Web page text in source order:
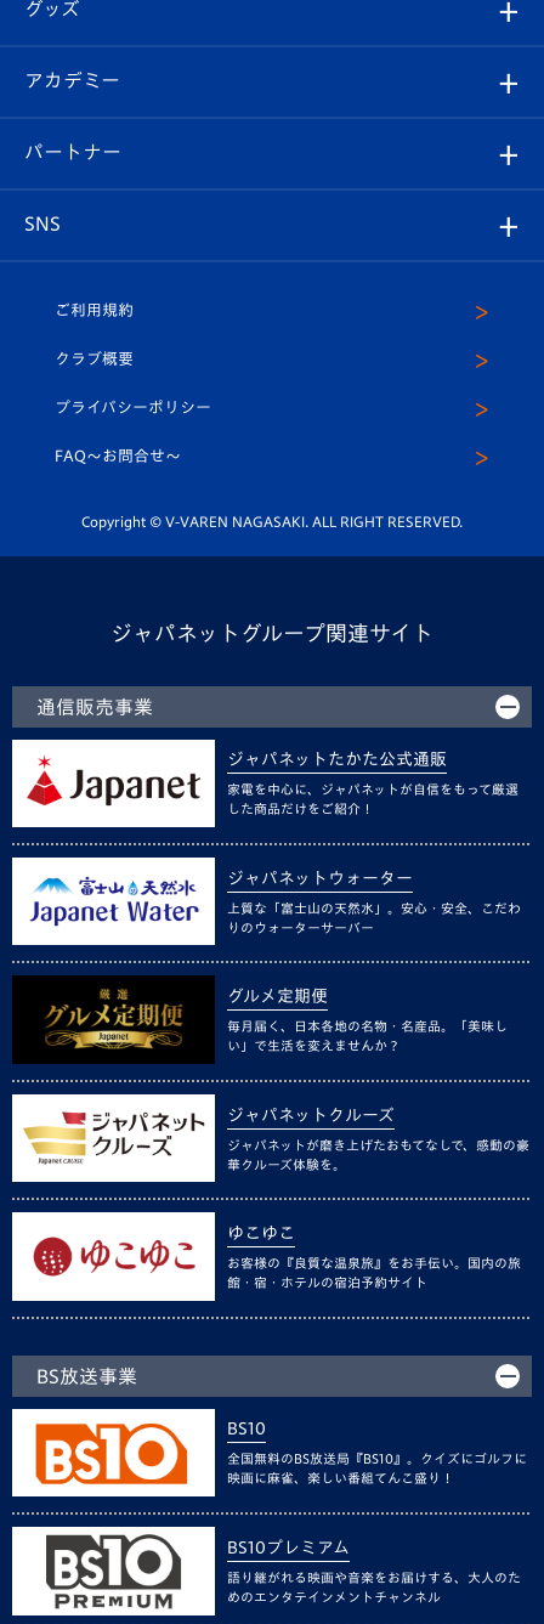
チケット
イベント
メディア
ホームタウン
スタッフプロフィール
マスコット紹介
平和祈念活動
ホームタウン活動
Revive Team
ヴィヴィくんの長崎おもてなしガイド
フォトギャラリー
スタジアムグルメ
V-LOVERS（ファンクラブ）
プレイヤーズスイート
グッズ
オンラインショップ
店舗情報
アカデミー
育成からのお知らせ
U-18
スクール
パートナー
SNS
ヴィヴィくんインスタグラム
公式LINE＠
ご利用規約
クラブ概要
プライバシーポリシー
FAQ〜お問合せ〜
Copyright © V-VAREN NAGASAKI. ALL RIGHT RESERVED.
ジャパネットグループ関連サイト
通信販売事業
ジャパネットたかた公式通販
家電を中心に、ジャパネットが自信をもって厳選
した商品だけをご紹介！
ジャパネットウォーター
上質な「富士山の天然水」。安心・安全、こだわ
りのウォーターサーバー
グルメ定期便
毎月届く、日本各地の名物・名産品。「美味し
い」で生活を変えませんか？
ジャパネットクルーズ
ジャパネットが磨き上げたおもてなしで、感動の豪
華クルーズ体験を。
ゆこゆこ
お客様の『良質な温泉旅』をお手伝い。国内の旅
館・宿・ホテルの宿泊予約サイト
BS放送事業
BS10
全国無料のBS放送局『BS10』。クイズにゴルフに
映画に麻雀、楽しい番組てんこ盛り！
BS10プレミアム
語り継がれる映画や音楽をお届けする、大人のた
めのエンタテインメントチャンネル